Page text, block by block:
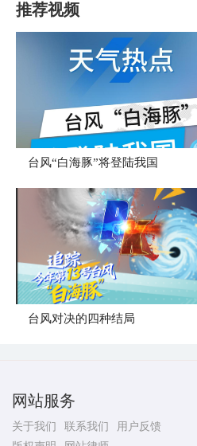
推荐视频
台风“白海豚”将登陆我国
台风对决的四种结局
网站服务
关于我们 联系我们
用户反馈